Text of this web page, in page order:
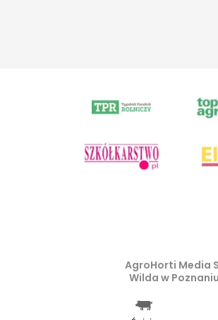
AgroHorti Media
Wilda w
Wszystkie
prawem